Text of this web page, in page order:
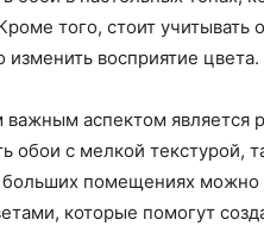
того, стоит
изменить восприятие цвета.
аспектом является
обои с мелкой текстурой,
больших помещениях
которые помогут